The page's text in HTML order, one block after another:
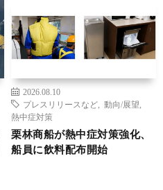
2026.08.10
プレスリリースなど
動向/展望
熱中症対策
栗林商船が熱中症対策強化、
船員に飲料配布開始